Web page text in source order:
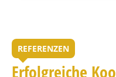
REFERENZEN
Erfolgreiche